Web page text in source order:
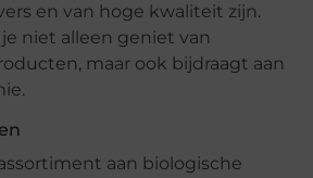
en van hoge kwaliteit zijn.
niet alleen geniet van
maar ook bijdraagt aan
aan biologische